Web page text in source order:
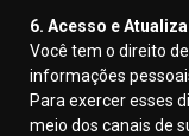
6. Acesso e
Você tem o direito
informações
Para exercer esses
meio dos canais de